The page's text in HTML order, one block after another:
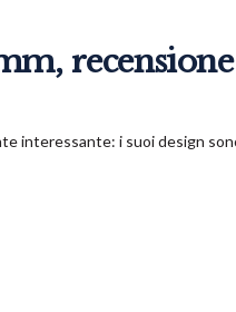
interessante: i suoi design